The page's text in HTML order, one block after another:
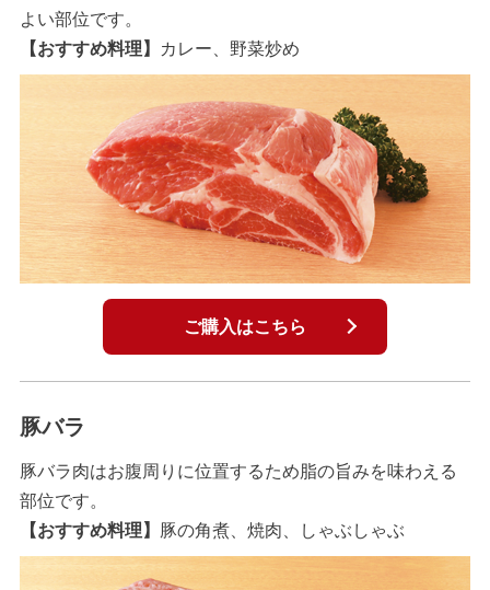
よい部位です。
【おすすめ料理】
カレー、野菜炒め
ご購入はこちら
豚バラ
豚バラ肉はお腹周りに位置するため脂の旨みを味わえる
部位です。
【おすすめ料理】
豚の角煮、焼肉、しゃぶしゃぶ